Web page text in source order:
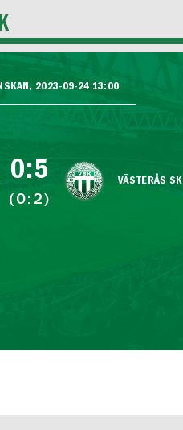
2023-09-24 13:00
0:5
(0:2)
VÄSTERÅS SK